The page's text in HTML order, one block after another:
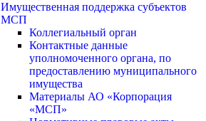
Имущественная поддержка субъектов
МСП
Коллегиальный орган
Контактные данные
уполномоченного органа, по
предоставлению муниципального
имущества
Материалы АО «Корпорация
«МСП»